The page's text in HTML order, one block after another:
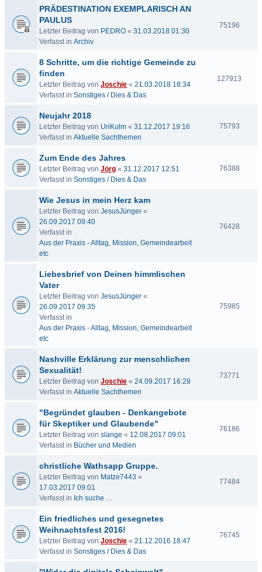
PRÄDESTINATION EXEMPLARISCH AN
PAULUS
Letzter Beitrag von PEDRO « 31.03.2018 01:30
Verfasst in Archiv
75196
8 Schritte, um die richtige Gemeinde zu
finden
Letzter Beitrag von Joschie « 21.03.2018 18:34
Verfasst in Sonstiges / Dies & Das
127913
Neujahr 2018
Letzter Beitrag von UriKulm « 31.12.2017 19:16
Verfasst in Aktuelle Sachthemen
75793
Zum Ende des Jahres
Letzter Beitrag von Jörg « 31.12.2017 12:51
Verfasst in Sonstiges / Dies & Das
76388
Wie Jesus in mein Herz kam
Letzter Beitrag von JesusJünger «
26.09.2017 09:40
Verfasst in
Aus der Praxis - Alltag, Mission, Gemeindearbeit
etc
76428
Liebesbrief von Deinen himmlischen
Vater
Letzter Beitrag von JesusJünger «
26.09.2017 09:35
Verfasst in
Aus der Praxis - Alltag, Mission, Gemeindearbeit
etc
75985
Nashville Erklärung zur menschlichen
Sexualität!
Letzter Beitrag von Joschie « 24.09.2017 16:28
Verfasst in Aktuelle Sachthemen
73771
"Begründet glauben - Denkangebote
für Skeptiker und Glaubende"
Letzter Beitrag von slange « 12.08.2017 09:01
Verfasst in Bücher und Medien
76186
christliche Wathsapp Gruppe.
Letzter Beitrag von Matze7443 «
17.03.2017 09:01
Verfasst in Ich suche …
77484
Ein friedliches und gesegnetes
Weihnachtsfest 2016!
Letzter Beitrag von Joschie « 21.12.2016 18:47
Verfasst in Sonstiges / Dies & Das
76745